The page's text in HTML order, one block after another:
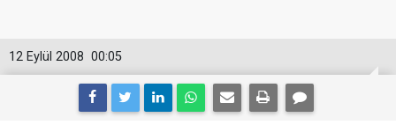
00:05
12 Eylül 2008